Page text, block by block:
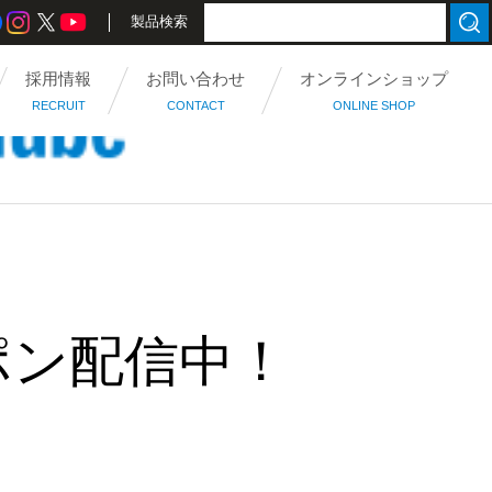
製品検索
採用情報
RECRUIT
お問い合わせ
CONTACT
オンラインショップ
ONLINE SHOP
配信中！